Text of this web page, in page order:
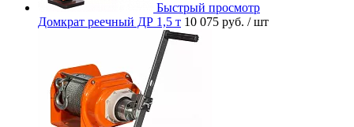
Быстрый просмотр
Домкрат реечный ДР 1,5 т 10 075 руб. / шт